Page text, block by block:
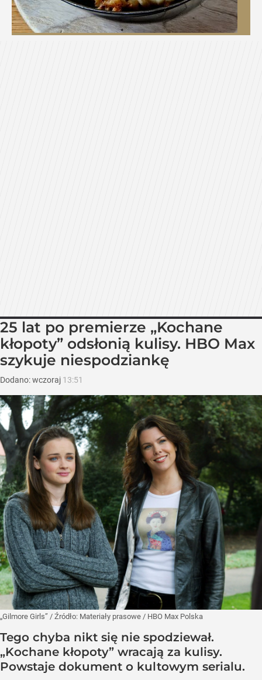
25 lat po premierze „Kochane
kłopoty” odsłonią kulisy. HBO Max
szykuje niespodziankę
Dodano:wczoraj 13:51
„Gilmore Girls” / Źródło: Materiały prasowe / HBO Max Polska
Tego chyba nikt się nie spodziewał.
„Kochane kłopoty” wracają za kulisy.
Powstaje dokument o kultowym serialu.